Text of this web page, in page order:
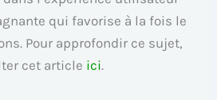
qui favorise à la fois le
Pour approfondir ce sujet,
cet article ici.